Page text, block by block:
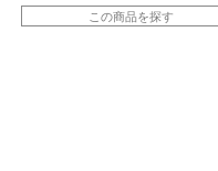
この商品を探す